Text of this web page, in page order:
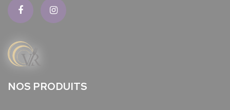
NOS PRODUITS